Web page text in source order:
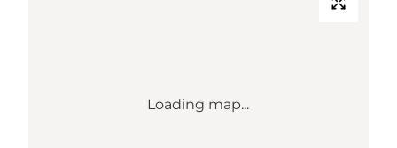
Loading map...